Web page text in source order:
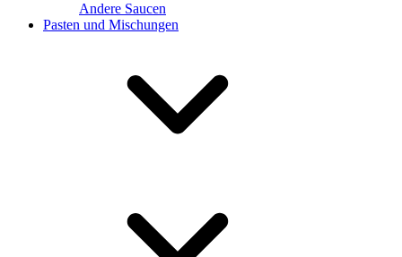
Andere Saucen
Pasten und Mischungen